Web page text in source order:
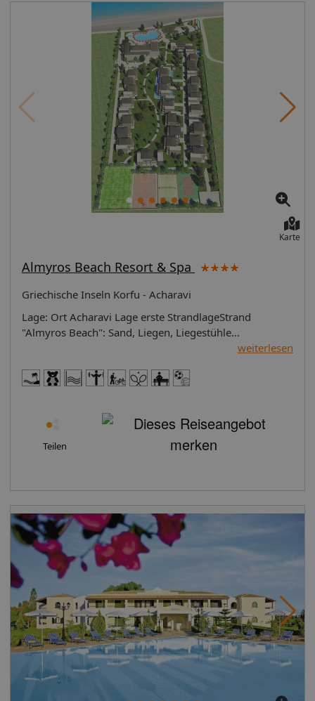
Karte
Almyros Beach Resort & Spa
Griechische Inseln Korfu - Acharavi
Lage: Ort Acharavi Lage erste StrandlageStrand "Almyros Beach": Sand, Liegen, Liegestühle Entfernungen: Flughafen Ioannis Kapodistris INT Airport ca. 42 km, Fahrzeit: ca. 45 Minuten (Die Transferzeit kann hiervon abweichen).Strand Almyros Beach ca. 20 mStadtzentrum/Ortszentrum Acharavi Town ca. 3 km, Fahrzeit: ca. 6 MinutenAquapark Hydropolis ca. 1,5 km, Fahrzeit: ca. 4 MinutenBars und Clubs Acharavi ca. 3 km, Fahrzeit: ca. 6 MinutenEinkaufsstraße Acharavi ca. 3 km, Fahrzeit: ca. 6 MinutenSee Antinioti Lake ca. 3 km, Fahrzeit: ca. 6 MinutenSehenswürdigkeiten Old Perithia ca. 10 km, Fahrzeit: ca. 25 Minuten Das bietet Ihre Unterkunft: Kurtaxe/Ökotaxe/Touristensteuer zahlbar vor Ort: Barzahlung, pro Nacht ca. 3 EURNichtraucherhotelEarly Check-in: Anfrage & Reservierung notwendigLate Check-out: gegen Gebühr, Anfrage & Reservierung notwendigHoteleröffnung: 2005Rezeption, HotelsafeGästebetreuungLiftGartenanlage, Dachterrasse, SonnenterrassePools: 3Pool: ohne Gebühr, Outdoor, Süßwasser, Liegen, LiegestühleKinderpool: Outdoor, Süßwasser, Liegen, LiegestühleRelaxpool "Waterlsides": gegen Gebühr, Outdoor, Süßwasser, Anzahl Wasserrutschen: 3BadetücherSouvenirshop, Minimarkt, FriseurArztInternet: WLAN/WiFi, im gesamten Hotel (Anlage), im öffentlichen Bereich: gegen Gebühr, an der Rezeption/in der Lobby, in der Bar, am PoolWäscheserviceConcierge Service, GepäckserviceZahlungsarten: TUI Card / VISA, MasterCard, EC Karte/MaestroHaustiere nicht erlaubtParkmöglichkeiten: Parkplatz (nach Verfügbarkeit), unbewacht: ohne GebührTagungseinrichtungen: Konferenzräume: 1, klimatisierte Tagungsräume, Tagungsequipment, Coffee BreaksGröße des Hotels/Anlage: 35 qmGebäudeanzahl: 12, Etagen: 1, Zimmer: 180Landeskategorie: 4 Sterne Ihre Unterkunft bietet folgende Verpflegungsangebote: All inclusive: Frühstück, Mittagessen, Abendessen, Kuchen/Gebäck, AI-Armband obligatorisch Beschreibung der Verpflegungsangebote: Frühstück: täglich 07:00 Uhr - 10:00 Uhr, BuffetMittagessen: täglich 12:30 Uhr - 14:30 Uhr, BuffetAbendessen: täglich 19:00 Uhr - 22:00 Uhr, BuffetSnacks: täglich 06:00 Uhr - 07:00 Uhr, täglich 14:30 Uhr - 18:00 Uhr, ohne Gebühr, Kuchen/Gebäck: täglich 14:30 Uhr - 18:00 Uhr, bei All Inclusive inklusive, Eis: täglich 09:00 Uhr - 12:00 Uhr, täglich 15:00 Uhr - 18:00 Uhr, ohne GebührGetränke: ausgewählte nicht alkoholische Getränke: täglich 09:00 Uhr - 23:00 Uhr, ohne Gebühr, ausgewählte nationale alkoholische Getränke: täglich 09:00 Uhr - 23:00 Uhr, ohne Gebühr, ausgewählte internationale alkoholische Getränke: gegen Gebühr, ausgewählte Tischgetränke zu den Mahlzeiten: gegen Gebühr, Kaffee/Tee am Nachmittag Restaurants: 2Restaurant "Main Restaurant": Küche: französisch, griechisch, international, italienisch, mediterran, mexikanisch, regional, Fisch/Meeresfrüchte, Grillgerichte, Babynahrung: Anfrage notwendig, Biolebensmittel, Diätküche: Anfrage notwendig, glutenfreie Gerichte, Kinderbuffet, lactosefreie Gerichte, leichte Gerichte, saisonale Gerichte, vegetarische Gerichte, vegane Gerichte, Buffet, Showcooking, zwei Essenszeiten am Abend, klimatisierbar, mit Terrasse, Kinderhochstuhl, angemessene Kleidung erwünschtRestaurant "A'la carte Restaurant": Küche: asiatisch, französisch, griechisch, international, italienisch, mexikanisch, regional, Fisch/Meeresfrüchte, Babynahrung, Biolebensmittel, Diätküche, glutenfreie Gerichte, Kindermenü, lactosefreie Gerichte, leichte Gerichte, Trennkost, vegetarische Gerichte, vegane Gerichte, à la carte, Menüwahl, gesetztes Menü, Showcooking, Afternoon Tea, Anfrage & Reservierung notwendig, gegen Gebühr, April, Mai, Juli, September und November, klimatisierbar, mit Terrasse, Raucherbereich, angemessene Kleidung erwünschtBars & mehr: 3Poolbar Outdoor "Pool Bar": täglich 09:00 Uhr - 23:00 Uhr, ohne GebührLobbybar "Lobby Bar": täglich 24 StundenLoungebar "Roof top bar": 18:00 Uhr - 01:00 Uhr, gegen Gebühr Sport & Fitness: Wassersport Gegen Gebühr (teils Fremdleistungen) Tauchen: gegen GebührSport & Fitness Minifußball, VolleyballTennis: Tennisplätze: 2, Kunstrasenplatz, Tennisunterricht, SchlägerverleihOhne Gebühr FitnessraumGegen Gebühr (teils Fremdleistungen) Tennis: Flutlicht Wellness: Wellnessbereich/Spa "SPA & Wellness": Größe: 290m², Behandlungsräume: 2Saunen: 1Beauty-/Kosmetikanwendungen: Gesichtsbehandlung, Maniküre, PediküreGegen Gebühr (teils Fremdleistungen) MassagenBeauty-/Kosmetikcenter Unterhaltung: Animation & UnterhaltungFitnessanimationSportanimationLive Band/-MusikKaraokeTanzabendeTanzkurseThemenabendeDartsShuffleboard Für Kinder: Für Familien Kinderpool: Outdoor, Süßwasser, Liegen, Liegestühle BABYS BabynahrungKinderhochstuhl KINDER Kindermenü, KinderbuffetKinderclub/MiniclubKinderanimationKinderspielzimmerKinderspielplatz So wohnen Sie: Doppelzimmer Typ1 (DZX1), Doppelzimmer, Nichtraucherzimmer, Neubau, Gartenseite, eingeschränkter Meerblick, Innenhofblick, ca. 27 - 28 m², letzte Komplettrenovierung 2019, kombiniertes Wohn-/Schlafzimmer, 1 King Size Bett (1,8x2cm), 1 Zustellbett (0,9x1,85cm), Babybett, Klimaanlage: individuell regelbar, kalt, warm, Fußboden: Fliesenboden, Safe: gegen Gebühr, Schreibtisch, Bügeleisen, Bügelbrett, Kaffee-/Teezubereiter, Wasserkocher, Minibar: Softdrinks, Wasser, alkoholische Getränke: gegen Gebühr, Snacks: gegen Gebühr, Minibarauffüllung, Telefon, Internet: WLAN/WiFi, Fernseher: Flatscreen, im Schlafzimmer, Sat-TV, Roomservice: gegen Gebühr, Reinigungsservice, Dusche, Regendusche, Slipper, Föhn, Kosmetikspiegel, Balkon: mit Sitzgelegenheit, Balkon oder TerrasseFamilienzimmer Typ1 (FZX1), Familienzimmer, Nichtraucherzimmer, Neubau, Gartenseite, Innenhofblick, ca. 35 - 36 m², letzte Komplettrenovierung 2019, Gesamtanzahl der Räume in diesem Zimmertyp: 2, Aufteilung wie folgt: bestehend aus 2 Zimmern, optisch getrennt ohne Tür oder durch Vorhang, 1 Schlafzimmer, 1 King Size Bett (1,8x2cm), 1 Schlafsofa (1,4x1,9cm), 1 Zustellbett (0,9x1,85cm), Babybett, Klimaanlage: individuell regelbar, kalt, warm, Fußboden: Fliesenboden, Safe, Sofa, Schreibtisch, Bügeleisen, Bügelbrett, Kaffee-/Teezubereiter, Wasserkocher, Minibar: Softdrinks, Wasser, alkoholische Getränke: gegen Gebühr, Snacks: gegen Gebühr, Minibarauffüllung, Internet: WLAN/WiFi, Fernseher: Flatscreen, im Schlafzimmer, Sat-TV, Roomservice: gegen Gebühr, Dusche, Regendusche, WC, Slipper, Föhn, Balkon: mit SitzgelegenheitSuperior Double Garden View (DZX2), Doppelzimmer, Neubau, Gartenseite, eingeschränkter Meerblick, Innenhofblick, ca. 30 - 31 m², letzte Komplettrenovierung 2019, Gesamtanzahl der Räume in diesem Zimmertyp: 2, Aufteilung wie folgt: bestehend aus 2 Zimmern, optisch getrennt ohne Tür oder durch Vorhang, 1 Schlafzimmer, 1 King Size Bett (1,8x2cm), 1 Schlafsofa (1,4x1,9cm), Babybett, Klimaanlage: individuell regelbar, kalt, warm, Fußboden: Fliesenboden, Safe, Sofa, Bügeleisen, Bügelbrett, Kaffee-/Teezubereiter, Wasserkocher, Minibar: Softdrinks, Wasser, alkoholische Getränke: gegen Gebühr, Snacks: gegen Gebühr, Minibarauffüllung, Telefon, Internet: WLAN/WiFi, Fernseher: Flatscreen, Sat-TV, Roomservice: gegen Gebühr, Dusche, Regendusche, Bademantel, Slipper, Föhn, Balkon, Balkon oder Terrasse Ihre Vorteile: Bitte beachten Sie! Bei einer Paketreise mit internationalem Flug ist das Zug zum Flug Ticket für Abflughäfen in Deutschland (und dem EuroAirport Basel) kostenfrei zubuchbar. Das Zug zum Flug Ticket gilt nicht bei: Buchung einer reinen Flugleistung, Buchung einer Hotelleistung ohne Flug, Buchung von Leistungen (z.B. Hotel, Ausflüge oder Mietwagen) mit einem separat dazu gebuchten Flug Reisen von deutschen Abflughäfen zu den Zielflughäfen EuroAirport Basel und Salzburg sowie innerdeutschen Flugreisen Abflüge von ausländischen Flughäfen, auch nicht für die innerdeutsche Strecke bis zur Grenze Für aus dem Ausland anreisende TUI Deutschland Gäste gilt für Abflüge ab deutschen Flughäfen das Zug zum Flug Ticket ab der Grenze innerhalb Deutschlands. Bei Buchung einer Paketreise im Internet ist das Zug zum Flug Ticket bereits inkludiert. Das Zug zum Flug Ticket ist eine Kooperation mit der Deutschen Bahn AG. Mehr Informationen finden Sie auf http://www.tui.com/service-kontakt/zug-zum-flug/. Privattransfer ist bei vielen Hotels zubuchbar. Ausgenommen bei Individuell-Buchungen Reiseexperten sind während Ihres Urlaubs 24 Stunden (am Tag persönlich, telefonisch oder per E-Mail) erreichbar. Mietwagen von TUI CARS sind in vielen Zielgebieten zubuchbar. Frühbucher Bei Buchung bis zum 31.12.18 sparen Sie pro Person/Nacht 20%. Bei Buchung ab 1.1.19-28.2.19 sparen Sie pro Person/Nacht 20% (gilt für Aufenthalt 1.7.-20.8.). Bei Buchung ab 1.1.19-28.2.19 sparen Sie pro Person/Nacht 20% (gilt für Aufenthalt 21.8.-30.10. und 10.4.-30.6.). Bei Buchung ab 1.3.19-31.3.19 sparen Sie pro Person/Nacht 10%. zus. Informationen: An-/Abreise An-/Abreise und Mindestaufenthalt: 10.4.-16.5. und 1.10.-30.10. Mindestaufenthalt 2 Nächte. 17.5.-10.6. und 11.9.-30.9. Mindestaufenthalt 3 Nächte. 11.6.-15.7. und 21.8.-10.9. Mindestaufenthalt 5 Nächte. 16.7.-20.8. Mindestaufenthalt 7 Nächte. Buchungshinweise: Informationen zur Infantbelegung (DZX2): Innerhalb der Maximalbelegung sind Babys im Zimmer erlaubt. (DZX1 und FZX1): Über die Maximalbelegung hinaus ist max. 1 Baby im Zimmer erlaubt. Einreisebestimmungen Griechenland: http://www.tui-info.de/ICAT/pdf/country/pdf/entry/1/id/GRC Rating: 89 Wesentliche Eigenschaften Ihres Hotels: Ausstattung Kurtaxe/Ökotaxe/Touristensteuer zahlbar vor Ort: Barzahlung, pro Nacht ca. 3 EURNichtraucherhotelGästebetreuungPools: 3 (Pool: ohne Gebühr, Liegen, Liegestühle / Kinderpool: Liegen, Liegestühle / Relaxpool: gegen Gebühr)Internet: WLAN/WiFi, im gesamten Hotel (Anlage), im öffentlichen Bereich: gegen Gebühr, an der Rezeption/in der Lobby, in der Bar, am PoolZahlungsarten: TUI Card / VISA, MasterCard, EC Karte/MaestroParkmöglichkeiten: Parkplatz (nach Verfügbarkeit), unbewacht: ohne GebührLandeskategorie: 4 Sterne Lage & Entfernung Flughafen Ioannis Kapodistris INT Airport ca. 42 km,
weiterlesen
Teilen